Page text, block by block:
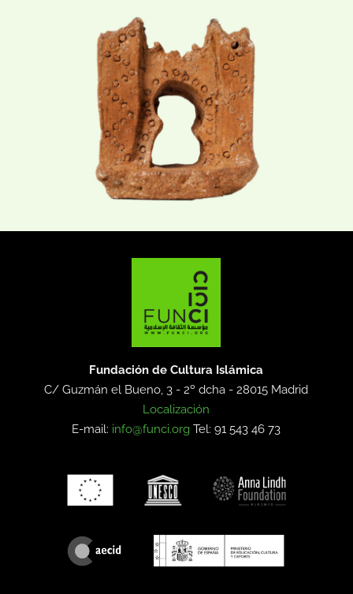
Fundación de Cultura Islámica
C/ Guzmán el Bueno, 3 - 2º dcha -28015 Madrid
Localización
E-mail: info@funci.org Tel: 91 543 46 73